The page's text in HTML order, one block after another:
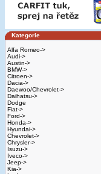
Kategorie
Alfa Romeo->
Audi->
Austin->
BMW->
Citroen->
Dacia->
Daewoo/Chevrolet->
Daihatsu->
Dodge
Fiat->
Ford->
Honda->
Hyundai->
Chevrolet->
Chrysler->
Isuzu->
Iveco->
Jeep->
Kia->